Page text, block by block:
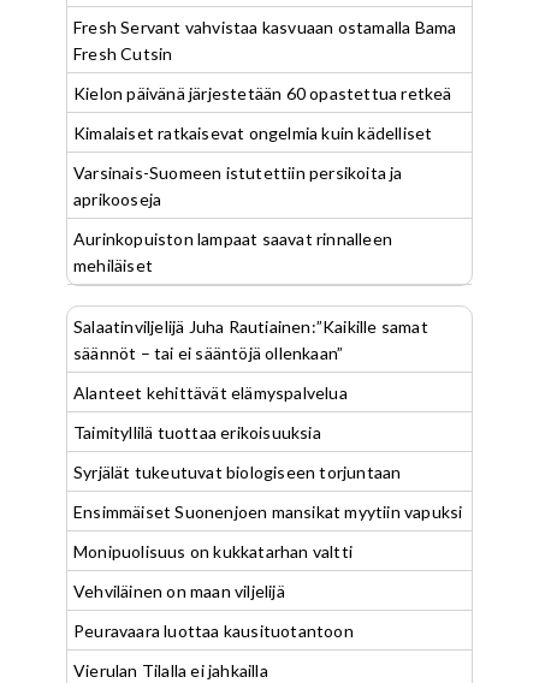
Fresh Servant vahvistaa kasvuaan ostamalla Bama
Fresh Cutsin
Kielon päivänä järjestetään 60 opastettua retkeä
Kimalaiset ratkaisevat ongelmia kuin kädelliset
Varsinais-Suomeen istutettiin persikoita ja
aprikooseja
Aurinkopuiston lampaat saavat rinnalleen
mehiläiset
Salaatinviljelijä Juha Rautiainen:”Kaikille samat
säännöt – tai ei sääntöjä ollenkaan”
Alanteet kehittävät elämyspalvelua
Taimityllilä tuottaa erikoisuuksia
Syrjälät tukeutuvat biologiseen torjuntaan
Ensimmäiset Suonenjoen mansikat myytiin vapuksi
Monipuolisuus on kukkatarhan valtti
Vehviläinen on maan viljelijä
Peuravaara luottaa kausituotantoon
Vierulan Tilalla ei jahkailla